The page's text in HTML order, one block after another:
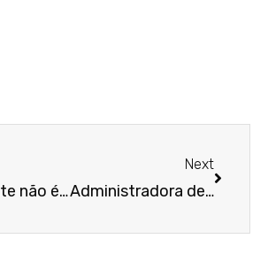
Restaurante não é obrigado a ter registro no Conselho Regional de Nutrição
Next
Administradora de consórcio poderá estornar comissões por desistência ou inadimplência de cliente